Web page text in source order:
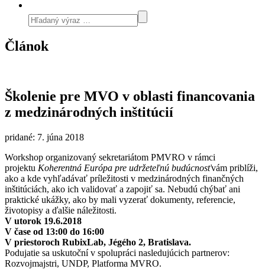
Článok
Školenie pre MVO v oblasti financovania
z medzinárodných inštitúcií
pridané: 7. júna 2018
Workshop organizovaný sekretariátom PMVRO v rámci
projektu Koherentná Európa pre udržeteľnú budúcnosťvám priblíži,
ako a kde vyhľadávať príležitosti v medzinárodných finančných
inštitúciách, ako ich validovať a zapojiť sa. Nebudú chýbať ani
praktické ukážky, ako by mali vyzerať dokumenty, referencie,
životopisy a ďalšie náležitosti.
V utorok 19.6.2018
V čase od 13:00 do 16:00
V priestoroch RubixLab, Jégého 2, Bratislava.
Podujatie sa uskutoční v spolupráci nasledujúcich partnerov:
Rozvojmajstri, UNDP, Platforma MVRO.